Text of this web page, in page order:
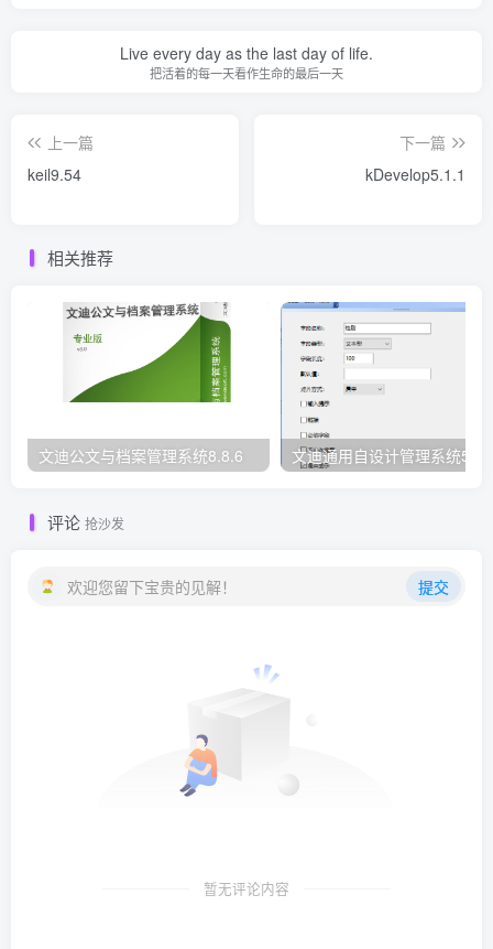
Live every day as the last day of life.
把活着的每一天看作生命的最后一天
上一篇
keil9.54
下一篇
kDevelop5.1.1
相关推荐
文迪公文与档案管理系统8.8.6 文迪通用自设计管理系统
评论 抢沙发
欢迎您留下宝贵的见解！ 提交
暂无评论内容